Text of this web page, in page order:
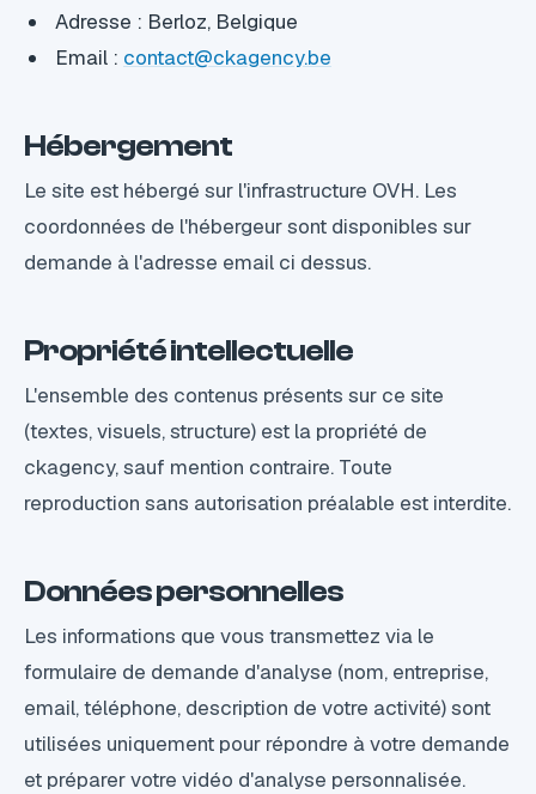
Adresse : Berloz, Belgique
Email : contact@ckagency.be
Hébergement
Le site est hébergé sur l'infrastructure OVH. Les
coordonnées de l'hébergeur sont disponibles sur
demande à l'adresse email ci dessus.
Propriété intellectuelle
L'ensemble des contenus présents sur ce site
(textes, visuels, structure) est la propriété de
ckagency, sauf mention contraire. Toute
reproduction sans autorisation préalable est interdite.
Données personnelles
Les informations que vous transmettez via le
formulaire de demande d'analyse (nom, entreprise,
email, téléphone, description de votre activité) sont
utilisées uniquement pour répondre à votre demande
et préparer votre vidéo d'analyse personnalisée.